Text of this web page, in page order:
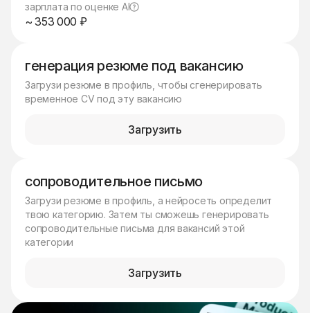
генерация резюме под вакансию
Загрузи резюме в профиль, чтобы сгенерировать
временное CV под эту вакансию
Загрузить
сопроводительное письмо
Загрузи резюме в профиль, а нейросеть определит
твою категорию. Затем ты сможешь генерировать
сопроводительные письма для вакансий этой
категории
Загрузить
зарплата по оценке AI
~ 353 000 ₽